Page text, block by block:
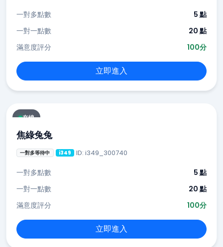
一對多點數
5 點
一對一點數
20 點
滿意度評分
100分
立即進入
在線
焦綠兔兔
一對多等待中 i349 ID: i349_300740
一對多點數
5 點
一對一點數
20 點
滿意度評分
100分
立即進入